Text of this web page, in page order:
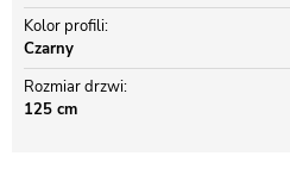
Kolor profili
Czarny
Rozmiar drzwi
125 cm